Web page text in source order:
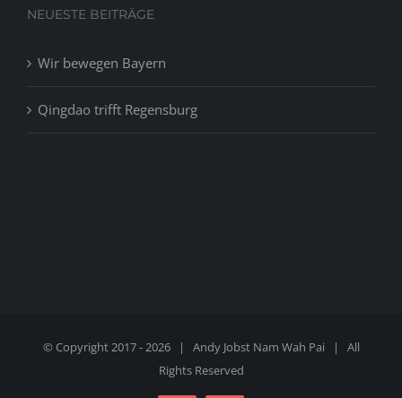
NEUESTE BEITRÄGE
Wir bewegen Bayern
Qingdao trifft Regensburg
© Copyright 2017 -2026 | Andy Jobst Nam Wah Pai | All
Rights Reserved